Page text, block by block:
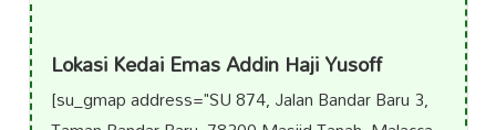
Lokasi Kedai Emas Addin Haji Yusoff
[su_gmap address="SU 874, Jalan Bandar Baru 3,